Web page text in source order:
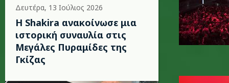
Δευτέρα, 13 Ιούλιος 2026
Η Shakira ανακοίνωσε μια
ιστορική συναυλία στις
Μεγάλες Πυραμίδες της
Γκίζας